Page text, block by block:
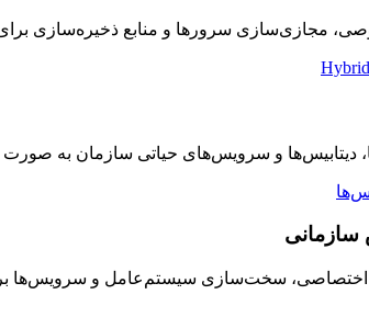
مجازی‌سازی سرورها و منابع ذخیره‌سازی
حیاتی سازمان به صورت ۲۴/۷ با داشبوردهای تحلیلی و هشداردهی هوشمند.
اختصاصی، سخت‌سازی سیستم‌عامل و سرویس‌ها